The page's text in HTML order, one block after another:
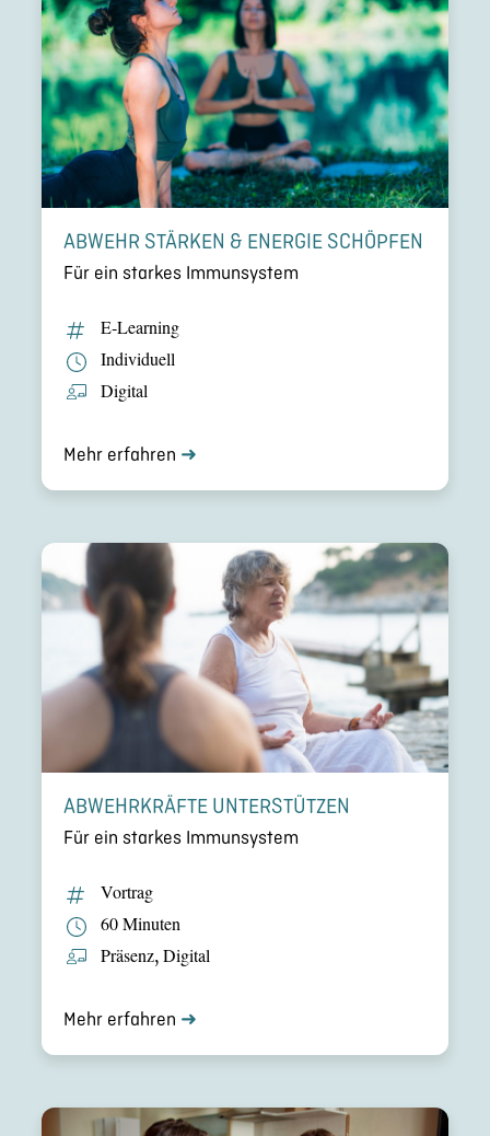
ABWEHR STÄRKEN & ENERGIE SCHÖPFEN
Für ein starkes Immun­sys­tem
E‑Learning
Indivi­du­ell
Digital
Mehr erfahren ➜
ABWEHR­KRÄFTE UNTER­STÜT­ZEN
Für ein starkes Immun­sys­tem
Vortrag
60 Minuten
Präsenz,Digital
Mehr erfahren ➜